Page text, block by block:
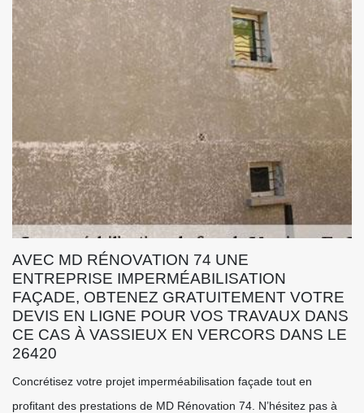
AVEC MD RÉNOVATION 74 UNE
ENTREPRISE IMPERMÉABILISATION
FAÇADE, OBTENEZ GRATUITEMENT VOTRE
DEVIS EN LIGNE POUR VOS TRAVAUX DANS
CE CAS À VASSIEUX EN VERCORS DANS LE
26420
Concrétisez votre projet imperméabilisation façade tout en
profitant des prestations de MD Rénovation 74. N’hésitez pas à